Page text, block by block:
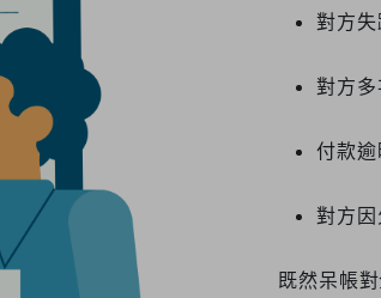
對方
對方
付款
對方
既然呆帳